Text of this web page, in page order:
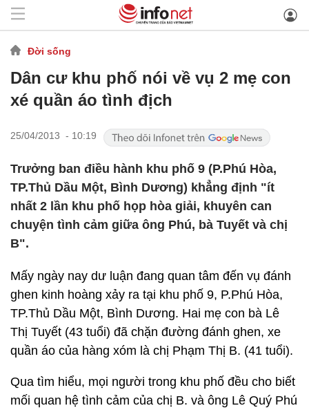
Đời sống
Dân cư khu phố nói về vụ 2 mẹ con
xé quần áo tình địch
25/04/2013 - 10:19
Trưởng ban điều hành khu phố 9 (P.Phú Hòa,
TP.Thủ Dầu Một, Bình Dương) khẳng định "ít
nhất 2 lần khu phố họp hòa giải, khuyên can
chuyện tình cảm giữa ông Phú, bà Tuyết và chị
B".
Mấy ngày nay dư luận đang quan tâm đến vụ đánh
ghen kinh hoàng xảy ra tại khu phố 9, P.Phú Hòa,
TP.Thủ Dầu Một, Bình Dương. Hai mẹ con bà Lê
Thị Tuyết (43 tuổi) đã chặn đường đánh ghen, xe
quần áo của hàng xóm là chị Phạm Thị B. (41 tuổi).
Qua tìm hiểu, mọi người trong khu phố đều cho biết
mối quan hệ tình cảm của chị B. và ông Lê Quý Phú